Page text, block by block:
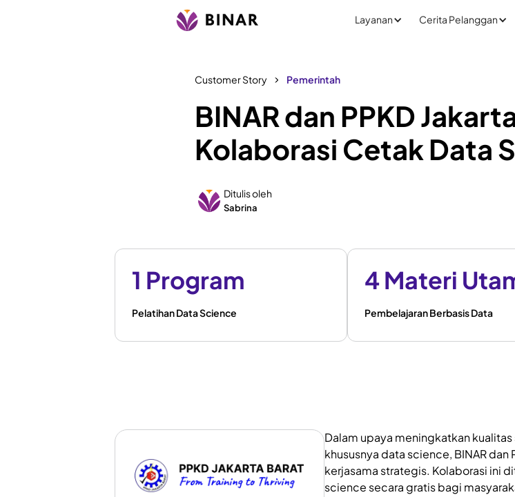
Layanan Cerita Pelanggan
Customer Story Pemerintah
BINAR dan PPKD
Kolaborasi Cetak Data
Ditulis oleh
Sabrina
1 Program
Pelatihan Data Science
4 Materi
Pembelajaran Berbasis Data
Dalam upaya meningkatkan
khususnya data science, BINAR dan
kerjasama strategis. Kolaborasi ini
science secara gratis bagi